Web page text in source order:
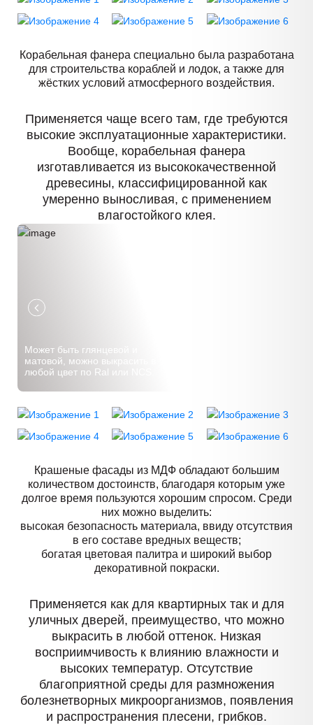
Применяется чаще всего там, где требуются
высокие эксплуатационные характеристики.
Вообще, корабельная фанера
изготавливается из высококачественной
древесины, классифицированной как
умеренно выносливая, с применением
влагостойкого клея.
Корабельная фанера специально была разработана
для строительства кораблей и лодок, а также для
жёстких условий атмосферного воздействия.
Может быть глянцевой и
матовой, можно выкрасить в
любой цвет по Ral или NCS.
Применяется как для квартирных так и для
уличных дверей, преимущество, что можно
выкрасить в любой оттенок. Низкая
восприимчивость к влиянию влажности и
высоких температур. Отсутствие
благоприятной среды для размножения
болезнетворных микроорганизмов, появления
и распространения плесени, грибков.
Крашеные фасады из МДФ обладают большим
количеством достоинств, благодаря которым уже
долгое время пользуются хорошим спросом. Среди
них можно выделить:
высокая безопасность материала, ввиду отсутствия
в его составе вредных веществ;
богатая цветовая палитра и широкий выбор
декоративной покраски.